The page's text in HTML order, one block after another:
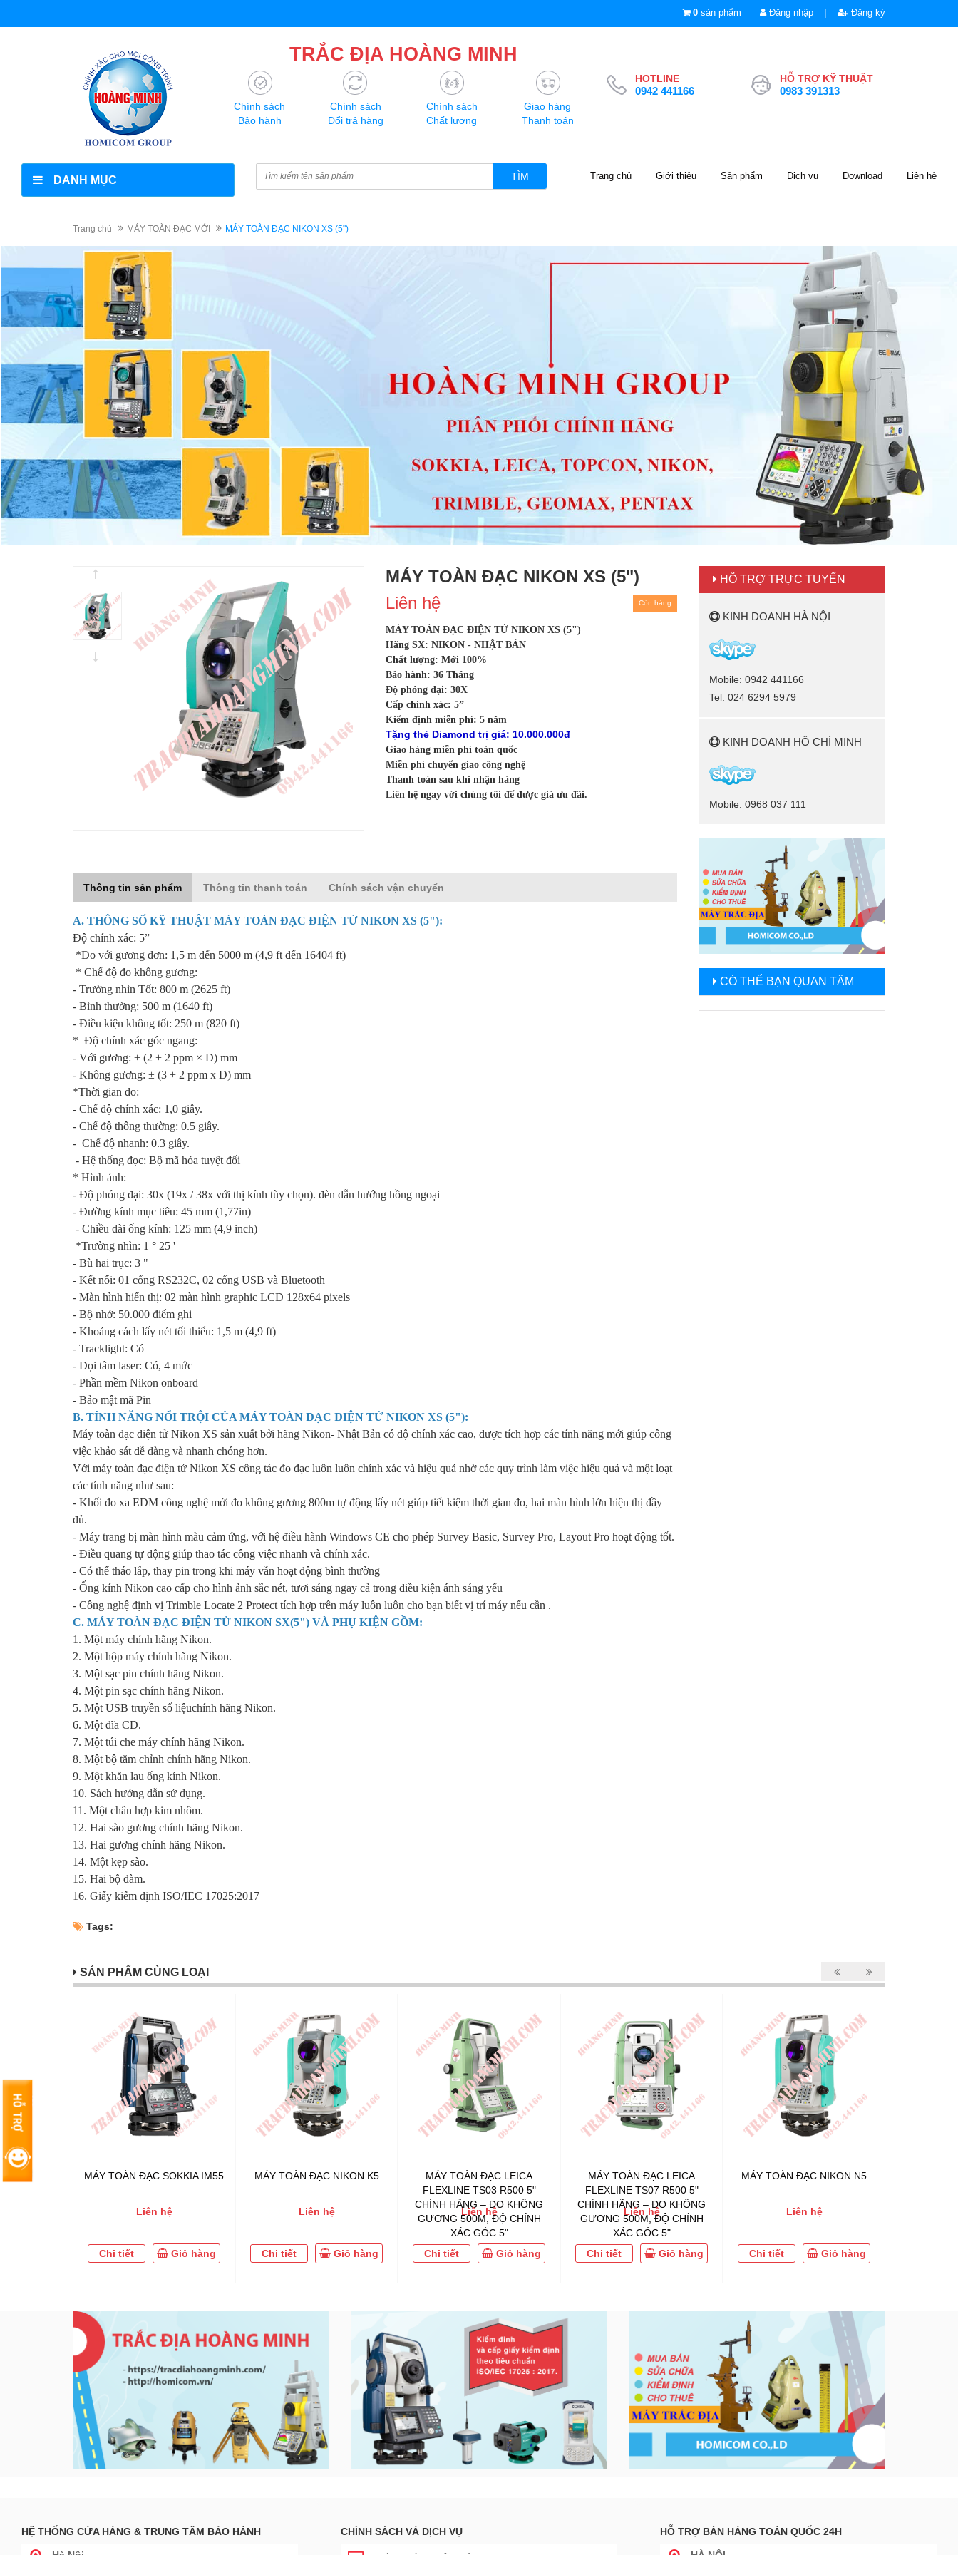
0 sản phẩm Đăng nhập | Đăng ký
TRẮC ĐỊA HOÀNG MINH
Chính sách
Bảo hành
Chính sách
Đổi trả hàng
Chính sách
Chất lượng
Giao hàng
Thanh toán
HOTLINE
0942 441166
HỖ TRỢ KỸ THUẬT
0983 391313
DANH MỤC TÌM Trang chủ Giới thiệu Sản phẩm Dịch vụ Download Liên hệ
Trang chủ MÁY TOÀN ĐẠC MỚI MÁY TOÀN ĐẠC NIKON XS (5")
MÁY TOÀN ĐẠC NIKON XS (5")
Liên hệ
Còn hàng
MÁY TOÀN ĐẠC ĐIỆN TỬ NIKON XS (5")
Hãng SX: NIKON - NHẬT BẢN
Chất lượng: Mới 100%
Bảo hành: 36 Tháng
Độ phóng đại: 30X
Cấp chính xác: 5”
Kiểm định miễn phí: 5 năm
Tặng thẻ Diamond trị giá: 10.000.000đ
Giao hàng miễn phí toàn quốc
Miễn phí chuyển giao công nghệ
Thanh toán sau khi nhận hàng
Liên hệ ngay với chúng tôi để được giá ưu đãi.
Thông tin sản phẩm Thông tin thanh toán Chính sách vận chuyển
A. THÔNG SỐ KỸ THUẬT MÁY TOÀN ĐẠC ĐIỆN TỬ NIKON XS (5"):
Độ chính xác: 5”
*Đo với gương đơn: 1,5 m đến 5000 m (4,9 ft đến 16404 ft)
* Chế độ đo không gương:
- Trường nhìn Tốt: 800 m (2625 ft)
- Bình thường: 500 m (1640 ft)
- Điều kiện không tốt: 250 m (820 ft)
* Độ chính xác góc ngang:
- Với gương: ± (2 + 2 ppm × D) mm
- Không gương: ± (3 + 2 ppm x D) mm
*Thời gian đo:
- Chế độ chính xác: 1,0 giây.
- Chế độ thông thường: 0.5 giây.
- Chế độ nhanh: 0.3 giây.
- Hệ thống đọc: Bộ mã hóa tuyệt đối
* Hình ảnh:
- Độ phóng đại: 30x (19x / 38x với thị kính tùy chọn). đèn dẫn hướng hồng ngoại
- Đường kính mục tiêu: 45 mm (1,77in)
- Chiều dài ống kính: 125 mm (4,9 inch)
*Trường nhìn: 1 ° 25 '
- Bù hai trục: 3 "
- Kết nối: 01 cổng RS232C, 02 cổng USB và Bluetooth
- Màn hình hiển thị: 02 màn hình graphic LCD 128x64 pixels
- Bộ nhớ: 50.000 điểm ghi
- Khoảng cách lấy nét tối thiểu: 1,5 m (4,9 ft)
- Tracklight: Có
- Dọi tâm laser: Có, 4 mức
- Phần mềm Nikon onboard
- Bảo mật mã Pin
B. TÍNH NĂNG NỔI TRỘI CỦA MÁY TOÀN ĐẠC ĐIỆN TỬ NIKON XS (5"):
Máy toàn đạc điện tử Nikon XS sản xuất bởi hãng Nikon- Nhật Bản có độ chính xác cao, được tích hợp các tính năng mới giúp công
việc khảo sát dễ dàng và nhanh chóng hơn.
Với máy toàn đạc điện tử Nikon XS công tác đo đạc luôn luôn chính xác và hiệu quả nhờ các quy trình làm việc hiệu quả và một loạt
các tính năng như sau:
- Khối đo xa EDM công nghệ mới đo không gương 800m tự động lấy nét giúp tiết kiệm thời gian đo, hai màn hình lớn hiện thị đầy
đủ.
- Máy trang bị màn hình màu cảm ứng, với hệ điều hành Windows CE cho phép Survey Basic, Survey Pro, Layout Pro hoạt động tốt.
- Điều quang tự động giúp thao tác công việc nhanh và chính xác.
- Có thể tháo lắp, thay pin trong khi máy vẫn hoạt động bình thường
- Ống kính Nikon cao cấp cho hình ảnh sắc nét, tươi sáng ngay cả trong điều kiện ánh sáng yếu
- Công nghệ định vị Trimble Locate 2 Protect tích hợp trên máy luôn luôn cho bạn biết vị trí máy nếu cần .
C. MÁY TOÀN ĐẠC ĐIỆN TỬ NIKON SX(5") VÀ PHỤ KIỆN GỒM:
1. Một máy chính hãng Nikon.
2. Một hộp máy chính hãng Nikon.
3. Một sạc pin chính hãng Nikon.
4. Một pin sạc chính hãng Nikon.
5. Một USB truyền số liệuchính hãng Nikon.
6. Một đĩa CD.
7. Một túi che máy chính hãng Nikon.
8. Một bộ tăm chỉnh chính hãng Nikon.
9. Một khăn lau ống kính Nikon.
10. Sách hướng dẫn sử dụng.
11. Một chân hợp kim nhôm.
12. Hai sào gương chính hãng Nikon.
13. Hai gương chính hãng Nikon.
14. Một kẹp sào.
15. Hai bộ đàm.
16. Giấy kiểm định ISO/IEC 17025:2017
Tags:
HỖ TRỢ TRỰC TUYẾN
KINH DOANH HÀ NỘI
Mobile: 0942 441166
Tel: 024 6294 5979
KINH DOANH HỒ CHÍ MINH
Mobile: 0968 037 111
CÓ THỂ BẠN QUAN TÂM
SẢN PHẨM CÙNG LOẠI
MÁY TOÀN ĐẠC SOKKIA IM55
Liên hệ
Chi tiết Giỏ hàng
MÁY TOÀN ĐẠC NIKON K5
Liên hệ
Chi tiết Giỏ hàng
MÁY TOÀN ĐẠC LEICA
FLEXLINE TS03 R500 5"
CHÍNH HÃNG – ĐO KHÔNG
GƯƠNG 500M, ĐỘ CHÍNH
XÁC GÓC 5"
Liên hệ
Chi tiết Giỏ hàng
MÁY TOÀN ĐẠC LEICA
FLEXLINE TS07 R500 5"
CHÍNH HÃNG – ĐO KHÔNG
GƯƠNG 500M, ĐỘ CHÍNH
XÁC GÓC 5"
Liên hệ
Chi tiết Giỏ hàng
MÁY TOÀN ĐẠC NIKON N5
Liên hệ
Chi tiết Giỏ hàng
HỆ THỐNG CỬA HÀNG & TRUNG TÂM BẢO HÀNH CHÍNH SÁCH VÀ DỊCH VỤ HỖ TRỢ BÁN HÀNG TOÀN QUỐC 24H